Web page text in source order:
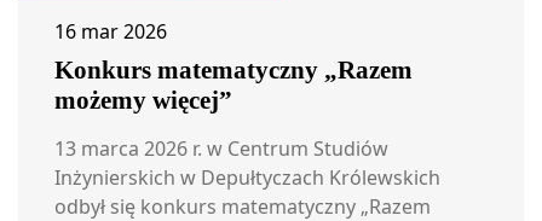
16 mar 2026
Konkurs matematyczny „Razem
możemy więcej”
13 marca 2026 r. w Centrum Studiów
Inżynierskich w Depułtyczach Królewskich
odbył się konkurs matematyczny „Razem